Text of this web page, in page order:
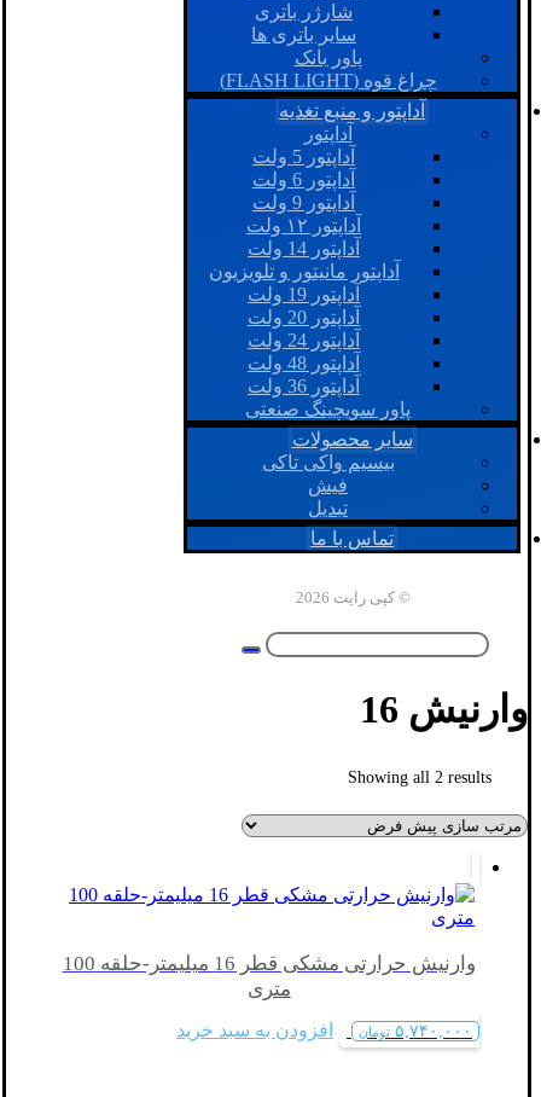
شارژر باتری
سایر باتری ها
پاور بانک
چراغ قوه (FLASH LIGHT)
آداپتور و منبع تغذیه
آداپتور
آداپتور 5 ولت
آداپتور 6 ولت
آداپتور 9 ولت
آداپتور ۱۲ ولت
آداپتور 14 ولت
آداپتور مانیتور و تلویزیون
آداپتور 19 ولت
آداپتور 20 ولت
آداپتور 24 ولت
آداپتور 48 ولت
آداپتور 36 ولت
پاور سویچینگ صنعتی
سایر محصولات
بیسیم واکی تاکی
فیش
تبدیل
تماس با ما
© کپی رایت 2026
وارنیش 16
Showing all 2 results
وارنیش حرارتی مشکی قطر 16 میلیمتر-حلقه 100
متری
۵,۷۴۰,۰۰۰ تومان افزودن به سبد خرید